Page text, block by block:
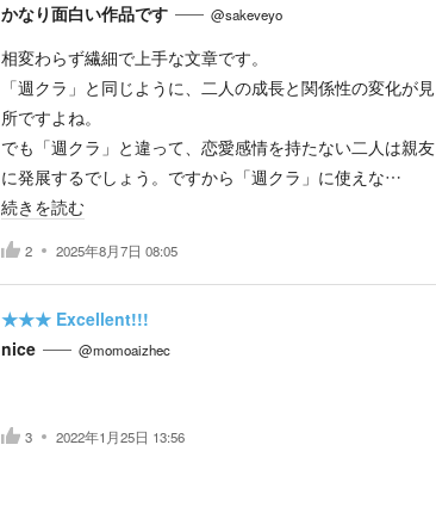
かなり面白い作品です
@sakeveyo
相変わらず繊細で上手な文章です。
「週クラ」と同じように、二人の成長と関係性の変化が見
所ですよね。
でも「週クラ」と違って、恋愛感情を持たない二人は親友
に発展するでしょう。ですから「週クラ」に使えな…
続きを読む
2 2025年8月7日 08:05
★★★ Excellent!!!
nice
@momoaizhec
3 2022年1月25日 13:56